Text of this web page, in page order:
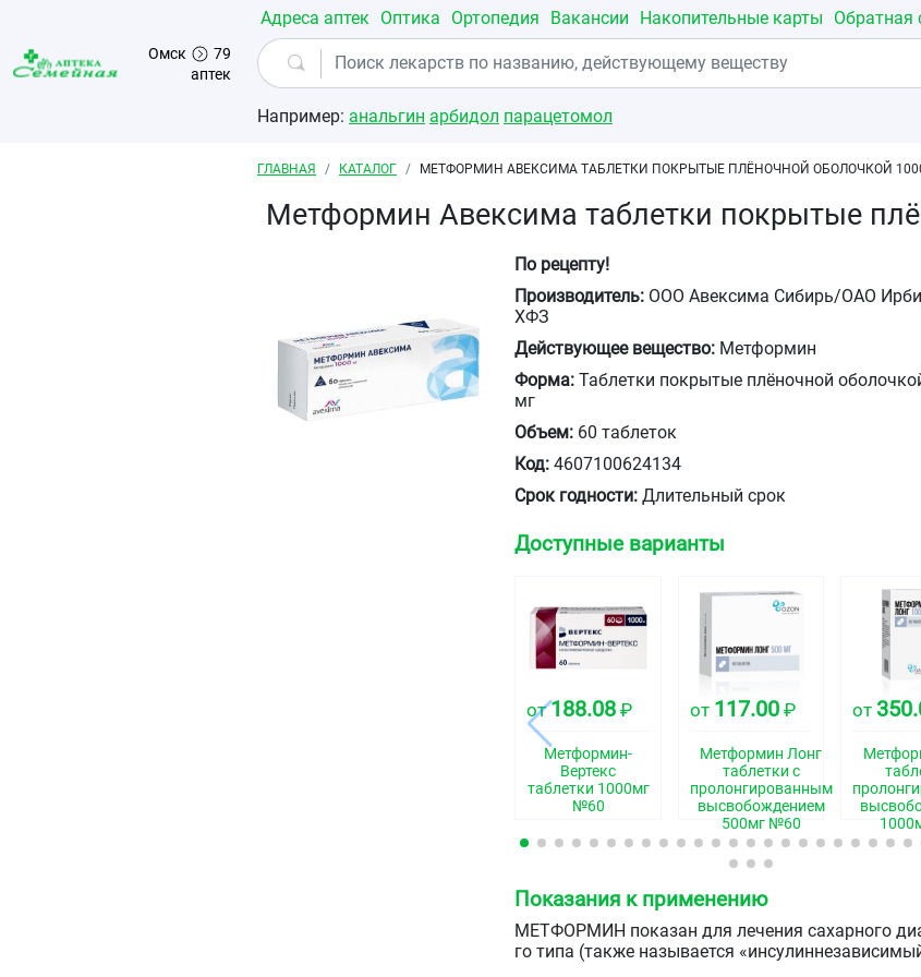
Перейти к основному содержанию
Омск
79
аптек
Адреса аптек Оптика Ортопедия Вакансии Накопительные карты Обратная
Например: анальгин арбидол парацетомол
Строка навигации
ГЛАВНАЯ КАТАЛОГ МЕТФОРМИН АВЕКСИМА ТАБЛЕТКИ ПОКРЫТЫЕ ПЛЁНОЧНОЙ ОБОЛОЧКОЙ
Метформин Авексима таблетки покрытые
По рецепту!
Производитель: ООО Авексима Сибирь/ОАО
ХФЗ
Действующее вещество: Метформин
Форма: Таблетки покрытые плёночной
мг
Объем: 60 таблеток
Код: 4607100624134
Срок годности: Длительный срок
Доступные варианты
от188.08 ₽
Метформин-
Вертекс
таблетки 1000мг
№60
от 117.00₽
Метформин Лонг
таблетки с
пролонгированным
высвобождением
500мг №60
от
Показания к применению
МЕТФОРМИН показан для лечения сахарного
го типа (также называется